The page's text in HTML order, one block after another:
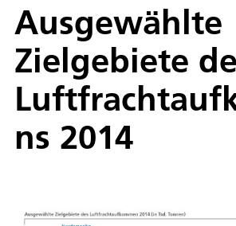
Ausgewählte
Zielgebiete
ns 2014